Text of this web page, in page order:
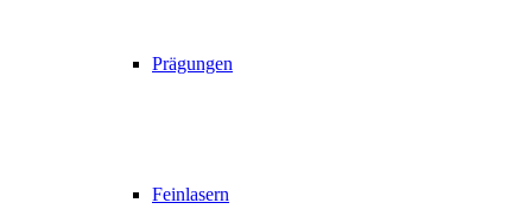
Prägungen
Feinlasern